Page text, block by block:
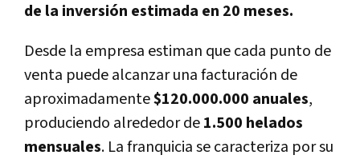
de la inversión estimada en 20 meses.
Desde la empresa estiman que cada punto de
venta puede alcanzar una facturación de
aproximadamente$120.000.000 anuales,
produciendo alrededor de1.500 helados
mensuales. La franquicia se caracteriza por su